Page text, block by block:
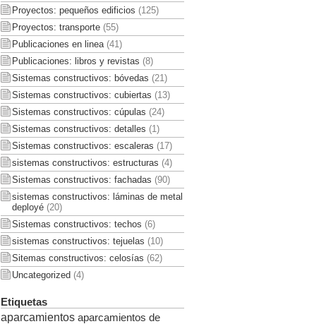
Proyectos: pequeños edificios (125)
Proyectos: transporte(55)
Publicaciones en linea(41)
Publicaciones: libros y revistas (8)
Sistemas constructivos: bóvedas (21)
Sistemas constructivos: cubiertas (13)
Sistemas constructivos: cúpulas (24)
Sistemas constructivos: detalles (1)
Sistemas constructivos: escaleras (17)
sistemas constructivos: estructuras (4)
Sistemas constructivos: fachadas (90)
sistemas constructivos: láminas de metal
deployé(20)
Sistemas constructivos: techos (6)
sistemas constructivos: tejuelas (10)
Sitemas constructivos: celosías (62)
Uncategorized (4)
Etiquetas
aparcamientos aparcamientos de